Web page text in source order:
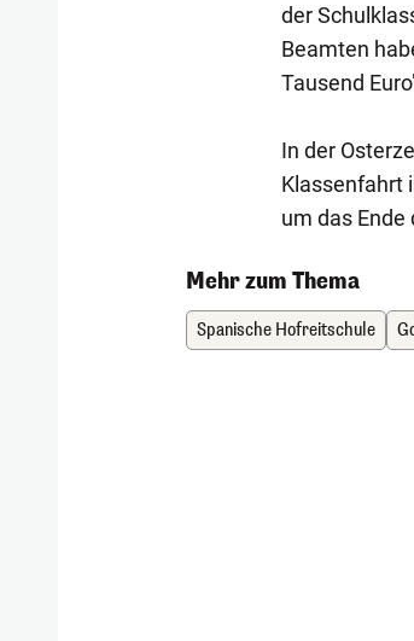
der
Beamten
Tausend
In der
Klassenfahrt
um das
Mehr zum Thema
Spanische Hofreitschule